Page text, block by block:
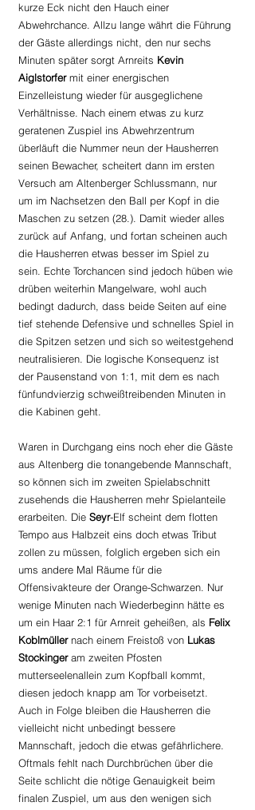
kurze Eck nicht den Hauch einer
Abwehrchance. Allzu lange währt die Führung
der Gäste allerdings nicht, den nur sechs
Minuten später sorgt Arnreits Kevin
Aiglstorfer mit einer energischen
Einzelleistung wieder für ausgeglichene
Verhältnisse. Nach einem etwas zu kurz
geratenen Zuspiel ins Abwehrzentrum
überläuft die Nummer neun der Hausherren
seinen Bewacher, scheitert dann im ersten
Versuch am Altenberger Schlussmann, nur
um im Nachsetzen den Ball per Kopf in die
Maschen zu setzen (28.). Damit wieder alles
zurück auf Anfang, und fortan scheinen auch
die Hausherren etwas besser im Spiel zu
sein. Echte Torchancen sind jedoch hüben wie
drüben weiterhin Mangelware, wohl auch
bedingt dadurch, dass beide Seiten auf eine
tief stehende Defensive und schnelles Spiel in
die Spitzen setzen und sich so weitestgehend
neutralisieren. Die logische Konsequenz ist
der Pausenstand von 1:1, mit dem es nach
fünfundvierzig schweißtreibenden Minuten in
die Kabinen geht.
Waren in Durchgang eins noch eher die Gäste
aus Altenberg die tonangebende Mannschaft,
so können sich im zweiten Spielabschnitt
zusehends die Hausherren mehr Spielanteile
erarbeiten. Die Seyr-Elf scheint dem flotten
Tempo aus Halbzeit eins doch etwas Tribut
zollen zu müssen, folglich ergeben sich ein
ums andere Mal Räume für die
Offensivakteure der Orange-Schwarzen. Nur
wenige Minuten nach Wiederbeginn hätte es
um ein Haar 2:1 für Arnreit geheißen, als Felix
Koblmüller nach einem Freistoß von Lukas
Stockinger am zweiten Pfosten
mutterseelenallein zum Kopfball kommt,
diesen jedoch knapp am Tor vorbeisetzt.
Auch in Folge bleiben die Hausherren die
vielleicht nicht unbedingt bessere
Mannschaft, jedoch die etwas gefährlichere.
Oftmals fehlt nach Durchbrüchen über die
Seite schlicht die nötige Genauigkeit beim
finalen Zuspiel, um aus den wenigen sich